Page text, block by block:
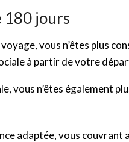
180 jours
vous n’êtes plus
à partir de votre
vous n’êtes également
adaptée, vous couvrant